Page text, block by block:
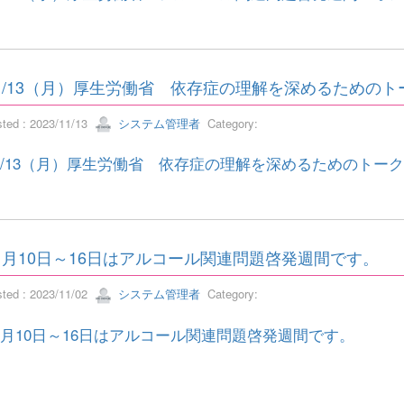
13（月）厚生労働省 依存症の理解を深めるためのト
: 2023/11/13 システム管理者Category:
13（月）厚生労働省 依存症の理解を深めるためのトー
10日～16日はアルコール関連問題啓発週間です。
: 2023/11/02 システム管理者Category:
10日～16日はアルコール関連問題啓発週間です。